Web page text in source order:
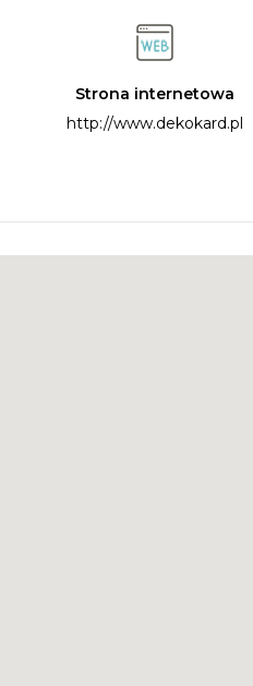
Strona internetowa
http://www.dekokard.pl